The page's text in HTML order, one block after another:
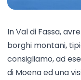
In Val di Fassa,
borghi montani,
consigliamo, ad
di Moenaed una